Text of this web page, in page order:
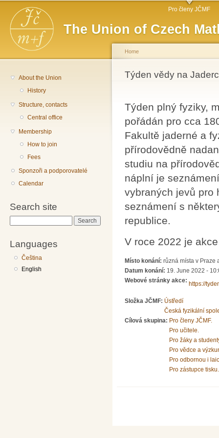
The Union of Czech
Main menu Pro členy JČMF
About the Union
History
Structure, contacts
Central office
Membership
How to join
Fees
Sponzoři a podporovatelé
Calendar
Search site
Languages
Čeština
English
You are here
Home
Týden vědy na
Týden plný fyziky,
pořádán pro cca
Fakultě jaderné a
přírodovědně
studiu na
náplní je
vybraných jevů pro
seznámení s
republice.
V roce 2022 je
Místo konání: různá místa v Praze
Datum konání: 19. June 2022 -
Webové stránky akce:
https://
Složka JČMF: Ústředí
Česká fyzikální
Cílová skupina: Pro členy JČMF.
Pro učitele.
Pro žáky a
Pro vědce a
Pro odbornou i
Pro zástupce tisku.